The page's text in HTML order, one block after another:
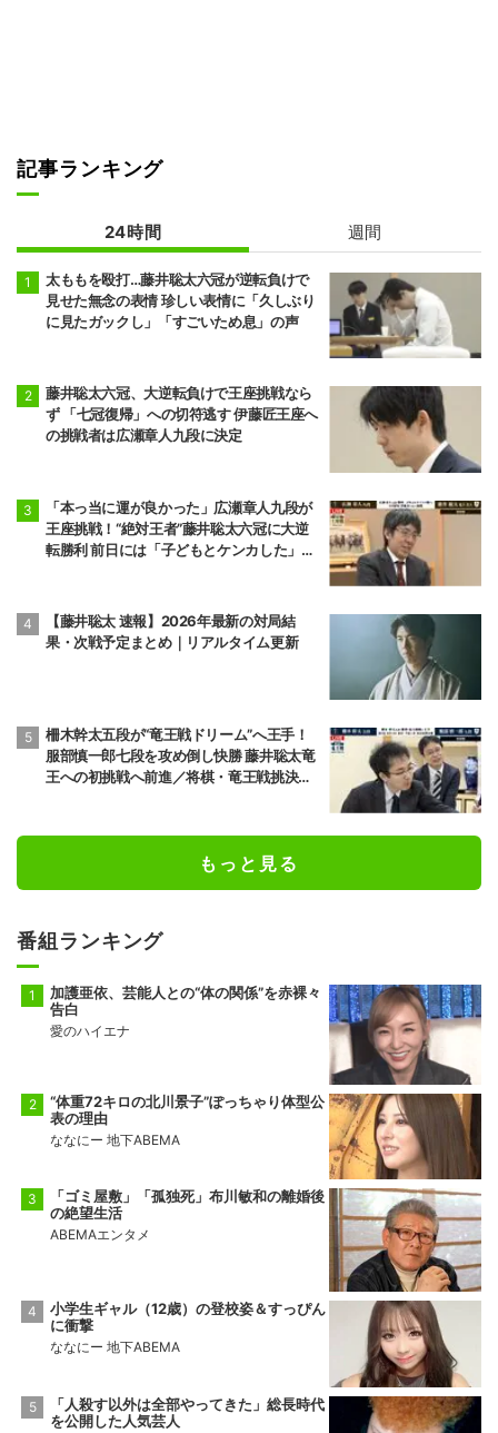
記事ランキング
24時間 週間
太ももを殴打…藤井聡太六冠が逆転負けで
見せた無念の表情 珍しい表情に「久しぶり
に見たガックし」「すごいため息」の声
藤井聡太六冠、大逆転負けで王座挑戦なら
ず 「七冠復帰」への切符逃す 伊藤匠王座へ
の挑戦者は広瀬章人九段に決定
「本っ当に運が良かった」広瀬章人九段が
王座挑戦！“絶対王者”藤井聡太六冠に大逆
転勝利 前日には「子どもとケンカした」パ
【藤井聡太 速報】2026年最新の対局結
果・次戦予定まとめ｜リアルタイム更新
柵木幹太五段が“竜王戦ドリーム”へ王手！
服部慎一郎七段を攻め倒し快勝 藤井聡太竜
王への初挑戦へ前進／将棋・竜王戦挑決第1
もっと見る
番組ランキング
加護亜依、芸能人との“体の関係”を赤裸々
告白
愛のハイエナ
“体重72キロの北川景子”ぽっちゃり体型公
表の理由
ななにー 地下ABEMA
「ゴミ屋敷」「孤独死」布川敏和の離婚後
の絶望生活
ABEMAエンタメ
小学生ギャル（12歳）の登校姿＆すっぴん
に衝撃
ななにー 地下ABEMA
「人殺す以外は全部やってきた」総長時代
を公開した人気芸人